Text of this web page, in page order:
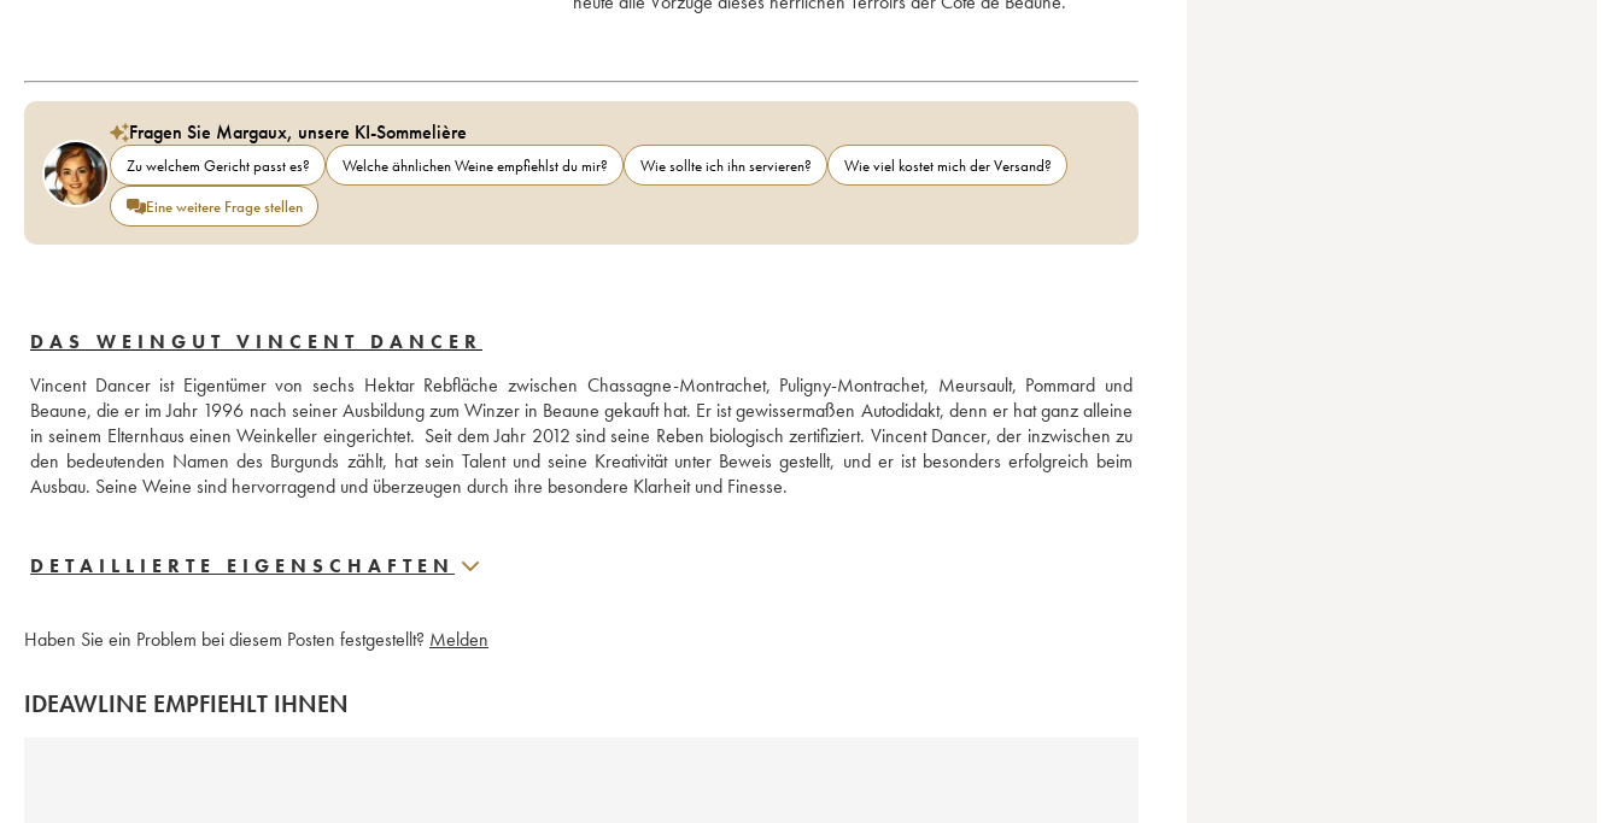
Fragen Sie Margaux, unsere KI-Sommelière
Zu welchem Gericht passt es? Welche ähnlichen Weine empfiehlst du mir? Wie sollte ich ihn servieren?
Wie viel kostet mich der Versand?
Eine weitere Frage stellen
DAS WEINGUT VINCENT DANCER
Vincent Dancer ist Eigentümer von sechs Hektar Rebfläche zwischen Chassagne-Montrachet, Puligny-Montrachet, Meursault, Pommard und
Beaune, die er im Jahr 1996 nach seiner Ausbildung zum Winzer in Beaune gekauft hat. Er ist gewissermaßen Autodidakt, denn er hat ganz alleine
in seinem Elternhaus einen Weinkeller eingerichtet.  Seit dem Jahr 2012 sind seine Reben biologisch zertifiziert. Vincent Dancer, der inzwischen zu
den bedeutenden Namen des Burgunds zählt, hat sein Talent und seine Kreativität unter Beweis gestellt, und er ist besonders erfolgreich beim
Ausbau. Seine Weine sind hervorragend und überzeugen durch ihre besondere Klarheit und Finesse.
DETAILLIERTE EIGENSCHAFTEN
Haben Sie ein Problem bei diesem Posten festgestellt? Melden
IDEAWLINE EMPFIEHLT IHNEN